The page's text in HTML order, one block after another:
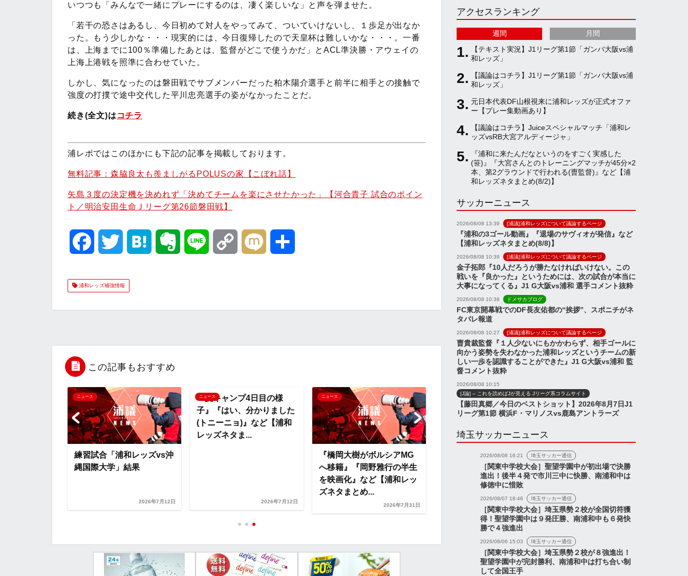
いつつも「みんなで一緒にプレーにするのは、凄く楽しいな」と声を弾ませた。
「若干の恐さはあるし、今日初めて対人をやってみて、ついていけないし、１歩足が出なか
った。もう少しかな・・・現実的には、今日復帰したので天皇杯は難しいかな・・・。一番
は、上海までに100％準備したあとは、監督がどこで使うかだ」とACL準決勝・アウェイの
上海上港戦を照準に合わせていた。
しかし、気になったのは磐田戦でサブメンバーだった柏木陽介選手と前半に相手との接触で
強度の打撲で途中交代した平川忠亮選手の姿がなかったことだ。
続き(全文)は コチラ
浦レポではこのほかにも下記の記事を掲載しております。
無料記事：森脇良太も羨ましがるPOLUSの家【こぼれ話】
矢島３度の決定機を決めれず「決めてチームを楽にさせたかった」【河合貴子 試合のポイン
ト／明治安田生命Ｊリーグ第26節磐田戦】
c
o
o
k
i
e
r
a
t
e k
浦和レッズ補強情報
この記事もおすすめ
ニュース
練習試合「浦和レッズvs沖
縄国際大学」結果
2026年7月12日
ニュース
『夏キャンプ4日目の様
子』『はい、分かりました
(トニーニョ)』など【浦和
レッズネタま...
2026年7月12日
ニュース
『橋岡大樹がボルシアMG
へ移籍』『岡野雅行の半生
を映画化』など【浦和レッ
ズネタまとめ...
2026年7月31日
ニュース
練習試合「浦和レッズvs沖
縄国際大学」結果
2026年7月12日
ニュース
『夏キャンプ4日目の様
子』『はい、分かりました
r
a
m
e
C
h
n
l
アクセスランキング
週間 月間
【テキスト実況】J1リーグ第1節「ガンバ大阪vs浦
和レッズ」
【議論はコチラ】J1リーグ第1節「ガンバ大阪vs浦
和レッズ」
元日本代表DF山根視来に浦和レッズが正式オファ
ー【プレー集動画あり】
【議論はコチラ】Juiceスペシャルマッチ「浦和レ
ッズvsRB大宮アルディージャ」
『浦和に来たんだなというのをすごく実感した
(笹)』『大宮さんとのトレーニングマッチが45分×2
本、第2グラウンドで行われる(曺監督)』など【浦
和レッズネタまとめ(8/2)】
サッカーニュース
2026/08/08 13:39 [浦議]浦和レッズについて議論するページ
『浦和の3ゴール動画』『退場のサヴィオが発信』など
【浦和レッズネタまとめ(8/8)】
2026/08/08 10:39 [浦議]浦和レッズについて議論するページ
金子拓郎『10人だろうが勝たなければいけない。この
戦いを『良かった』というためには、次の試合が本当に
大事になってくる』J1 G大阪vs浦和 選手コメント抜粋
2026/08/08 10:38 ドメサカブログ
FC東京開幕戦でのDF長友佑都の“挨拶”、スポニチがネ
タバレ報道
2026/08/08 10:27 [浦議]浦和レッズについて議論するページ
曺貴裁監督『１人少ないにもかかわらず、相手ゴールに
向かう姿勢を失わなかった浦和レッズというチームの新
しい一歩を認識することができた』J1 G大阪vs浦和 監
督コメント抜粋
2026/08/08 10:15
[J論] – これを読めばJが見える Jリーグ系コラムサイト
【藤田真郷／今日のベストショット】2026年8月7日J1
リーグ第1節 横浜F・マリノスvs鹿島アントラーズ
埼玉サッカーニュース
2026/08/08 16:21 埼玉サッカー通信
［関東中学校大会］聖望学園中が初出場で決勝
進出！後半４発で市川三中に快勝、南浦和中は
修徳中に惜敗
2026/08/07 18:46 埼玉サッカー通信
［関東中学校大会］埼玉県勢２校が全国切符獲
得！聖望学園中は９発圧勝、南浦和中も６発快
勝で４強進出
2026/08/06 15:03 埼玉サッカー通信
［関東中学校大会］埼玉県勢２校が８強進出！
聖望学園中が完封勝利、南浦和中は打ち合い制
して全国王手